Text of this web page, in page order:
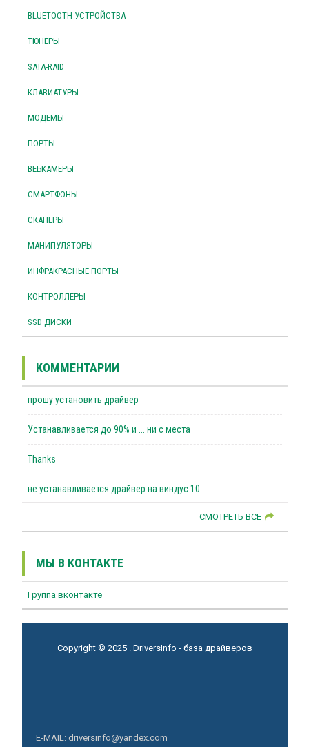
BLUETOOTH УСТРОЙСТВА
ТЮНЕРЫ
SATA-RAID
КЛАВИАТУРЫ
МОДЕМЫ
ПОРТЫ
ВЕБКАМЕРЫ
СМАРТФОНЫ
СКАНЕРЫ
МАНИПУЛЯТОРЫ
ИНФРАКРАСНЫЕ ПОРТЫ
КОНТРОЛЛЕРЫ
SSD ДИСКИ
КОММЕНТАРИИ
прошу установить драйвер
Устанавливается до 90% и ... ни с места
Thanks
не устанавливается драйвер на виндус 10.
СМОТРЕТЬ ВСЕ
МЫ В КОНТАКТЕ
Группа вконтакте
Copyright © 2025 . DriversInfo - база драйверов
E-MAIL: driversinfo@yandex.com